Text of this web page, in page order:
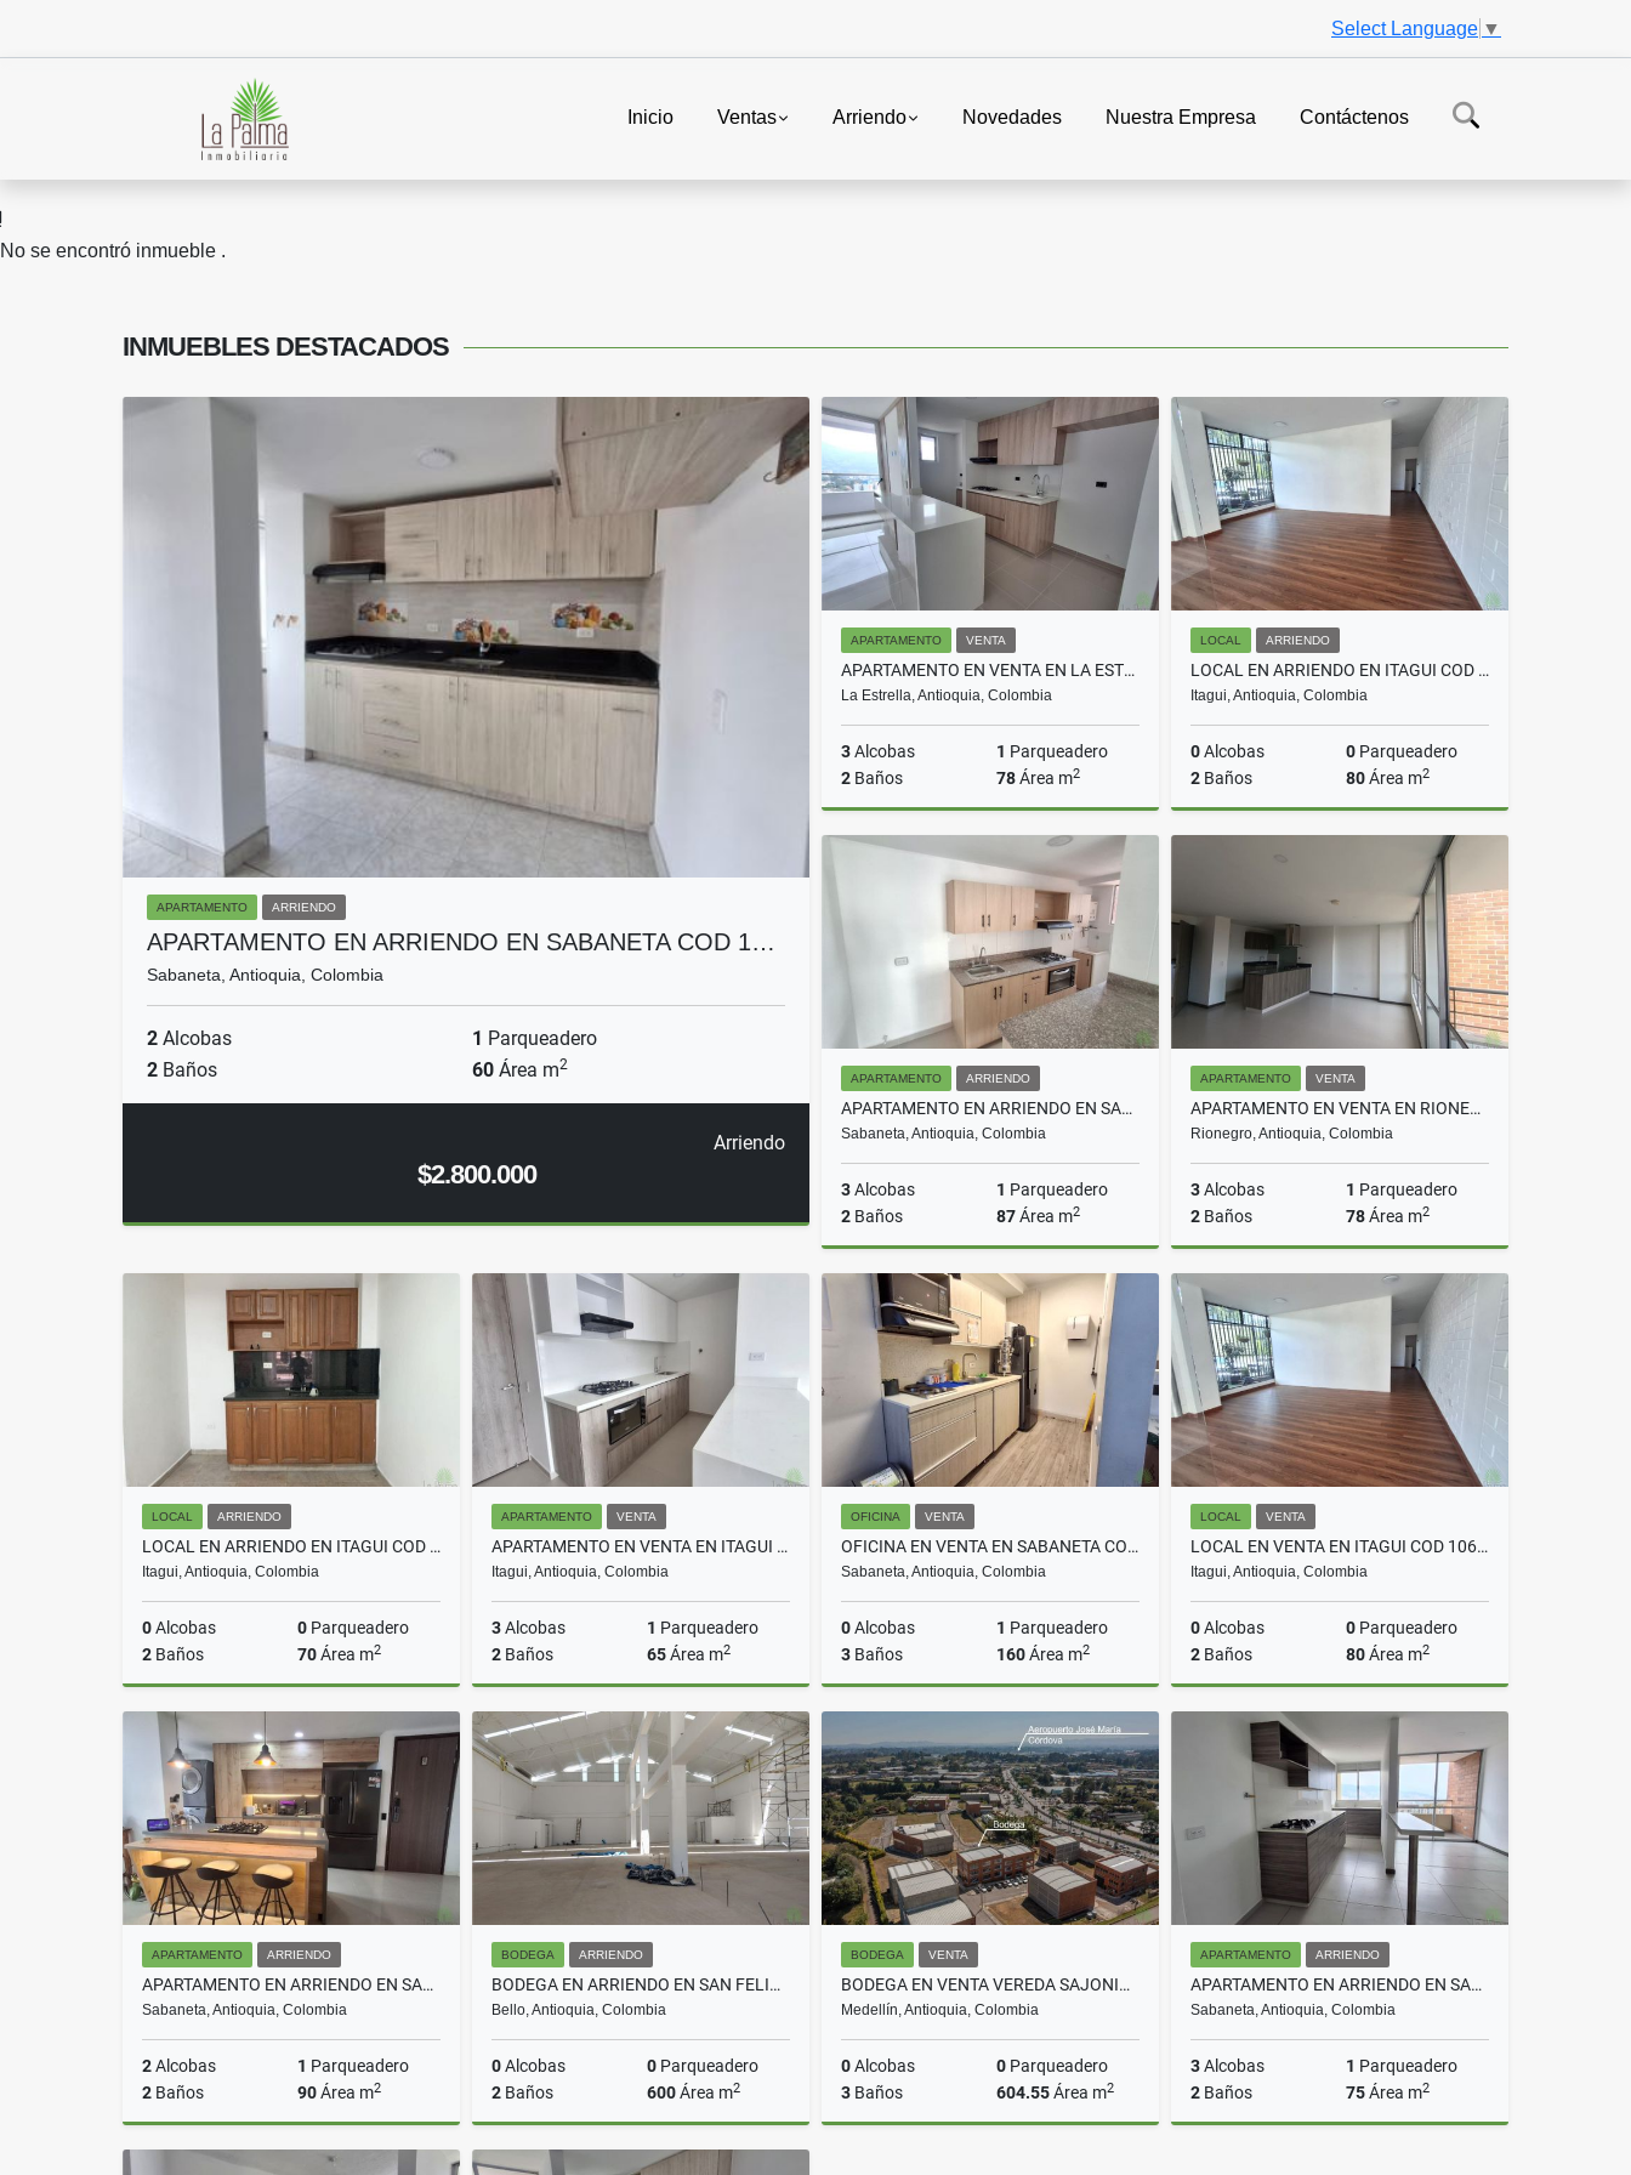
Select Language ▼
Inicio Ventas Arriendo Novedades Nuestra Empresa Contáctenos
No se encontró inmueble .
INMUEBLES DESTACADOS
APARTAMENTO ARRIENDO
APARTAMENTO EN ARRIENDO EN SABANETA COD 1…
Sabaneta, Antioquia, Colombia
2 Alcobas 1 Parqueadero
2 Baños 60 Área m2
Arriendo
$2.800.000
APARTAMENTO VENTA
APARTAMENTO EN VENTA EN LA ESTRELLA COD 10412
La Estrella, Antioquia, Colombia
3Alcobas 1 Parqueadero
2 Baños 78Área m2
Venta
$580.000.000
LOCAL ARRIENDO
LOCAL EN ARRIENDO EN ITAGUI COD 10695
Itagui, Antioquia, Colombia
0Alcobas 0 Parqueadero
2 Baños 80Área m2
Arriendo
APARTAMENTO ARRIENDO
APARTAMENTO EN ARRIENDO EN SABANETA COD 10723
Sabaneta, Antioquia, Colombia
3Alcobas 1 Parqueadero
2 Baños 87Área m2
Arriendo
$3.200.000
APARTAMENTO VENTA
APARTAMENTO EN VENTA EN RIONEGRO COD 10463
Rionegro, Antioquia, Colombia
3Alcobas 1 Parqueadero
2 Baños 78Área m2
Venta
$480.000.000
LOCAL ARRIENDO
LOCAL EN ARRIENDO EN ITAGUI COD 7837
Itagui, Antioquia, Colombia
0Alcobas 0 Parqueadero
2 Baños 70Área m2
$2.500.000
APARTAMENTO VENTA
APARTAMENTO EN VENTA EN ITAGUI COD 10654
Itagui, Antioquia, Colombia
3Alcobas 1 Parqueadero
2 Baños 65Área m2
Venta
$580.000.000
OFICINA VENTA
OFICINA EN VENTA EN SABANETA COD 10571
Sabaneta, Antioquia, Colombia
0Alcobas 1 Parqueadero
3 Baños 160Área m2
$1.300.000.000
LOCAL VENTA
LOCAL EN VENTA EN ITAGUI COD 10695
Itagui, Antioquia, Colombia
0Alcobas 0 Parqueadero
2 Baños 80Área m2
$490.000.000
APARTAMENTO ARRIENDO
APARTAMENTO EN ARRIENDO EN SABANETA COD 10650
Sabaneta, Antioquia, Colombia
2Alcobas 1 Parqueadero
2 Baños 90Área m2
Arriendo
BODEGA ARRIENDO
BODEGA EN ARRIENDO EN SAN FELIX COD 10108
Bello, Antioquia, Colombia
0Alcobas 0 Parqueadero
2 Baños 600Área m2
Arriendo
BODEGA VENTA
BODEGA EN VENTA VEREDA SAJONIA RIONEGRO COD 8831
Medellín, Antioquia, Colombia
0Alcobas 0 Parqueadero
3 Baños 604.55Área m2
APARTAMENTO ARRIENDO
APARTAMENTO EN ARRIENDO EN SABANETA COD 10501
Sabaneta, Antioquia, Colombia
3Alcobas 1 Parqueadero
2 Baños 75Área m2